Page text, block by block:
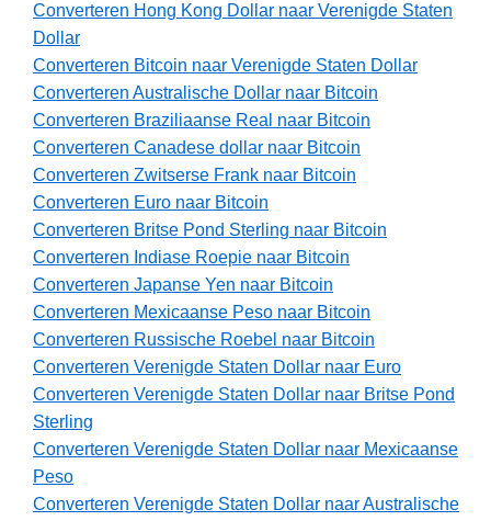
Converteren Hong Kong Dollar naar Verenigde Staten
Dollar
Converteren Bitcoin naar Verenigde Staten Dollar
Converteren Australische Dollar naar Bitcoin
Converteren Braziliaanse Real naar Bitcoin
Converteren Canadese dollar naar Bitcoin
Converteren Zwitserse Frank naar Bitcoin
Converteren Euro naar Bitcoin
Converteren Britse Pond Sterling naar Bitcoin
Converteren Indiase Roepie naar Bitcoin
Converteren Japanse Yen naar Bitcoin
Converteren Mexicaanse Peso naar Bitcoin
Converteren Russische Roebel naar Bitcoin
Converteren Verenigde Staten Dollar naar Euro
Converteren Verenigde Staten Dollar naar Britse Pond
Sterling
Converteren Verenigde Staten Dollar naar Mexicaanse
Peso
Converteren Verenigde Staten Dollar naar Australische